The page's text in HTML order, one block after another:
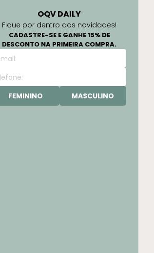
OQV DAILY
Fique por dentro das novidades!
CADASTRE-SE E GANHE 15% DE
DESCONTO NA PRIMEIRA COMPRA.
FEMININO MASCULINO